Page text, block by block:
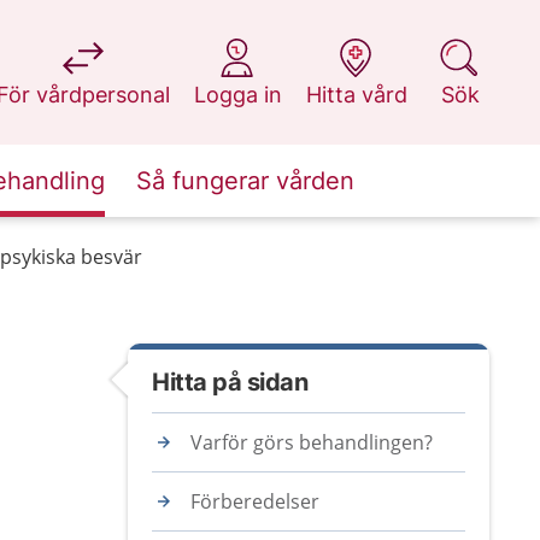
vårdpersonal
på 1177.se
Logga in
på 1177.se
Hitta vård
på 1177.se
Sök
på 1177.se
Så fungerar vården
besvär
Hitta på sidan
Varför görs behandlingen?
Förberedelser